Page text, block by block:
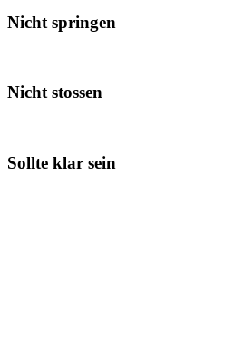
Nicht springen
Nicht stossen
Sollte klar sein